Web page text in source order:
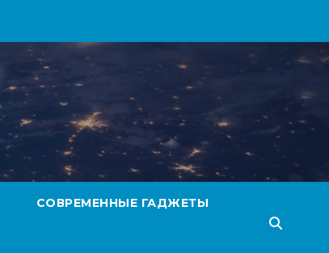
СОВРЕМЕННЫЕ ГАДЖЕТЫ